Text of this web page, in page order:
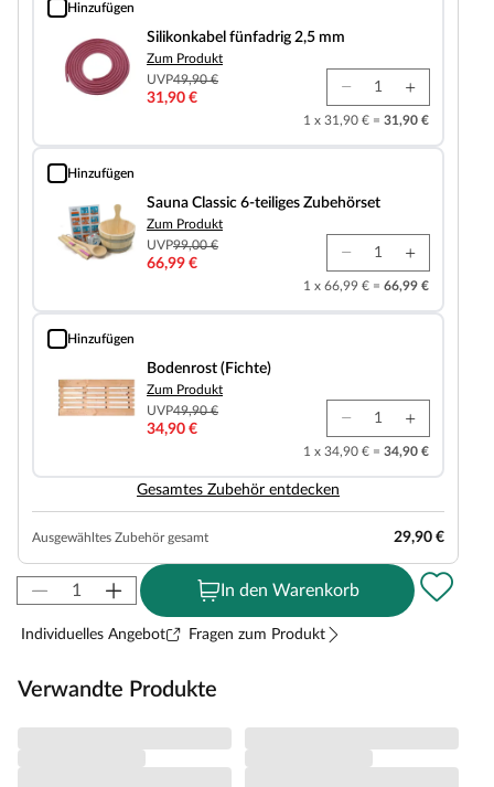
Hinzufügen
Silikonkabel fünfadrig 2,5 mm
Silikonkabel fünfadrig 2,5 mm
Zum Produkt
UVP49,90 €
31,90 €
1 x 31,90 € = 31,90 €
Hinzufügen
Sauna Classic 6-teiliges Zubehörset
Sauna Classic 6-teiliges Zubehörset
Zum Produkt
UVP99,00 €
66,99 €
1 x 66,99 € = 66,99 €
Hinzufügen
Bodenrost (Fichte)
Bodenrost (Fichte)
Zum Produkt
UVP49,90 €
34,90 €
1 x 34,90 € = 34,90 €
Gesamtes Zubehör entdecken
Ausgewähltes Zubehör gesamt 29,90 €
In den Warenkorb
Individuelles Angebot Fragen zum Produkt
Verwandte Produkte